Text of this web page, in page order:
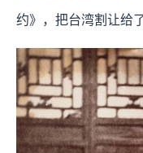
约》，把台湾割让给